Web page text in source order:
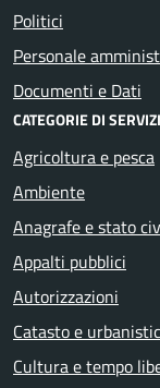
Politici
Personale
Documenti e Dati
CATEGORIE DI
Agricoltura e pesca
Ambiente
Anagrafe e stato
Appalti pubblici
Autorizzazioni
Catasto e
Cultura e tempo